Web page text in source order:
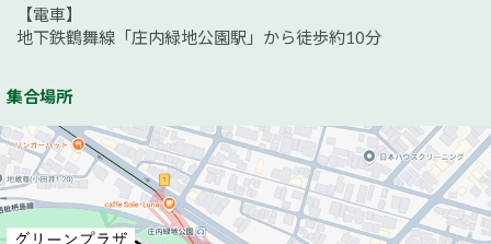
【電車】
地下鉄鶴舞線「庄内緑地公園駅」から徒歩約10分
集合場所